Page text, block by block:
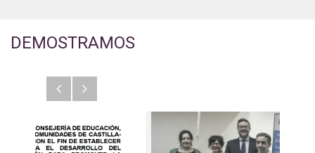
DEMOSTRAMOS
AnteriorSiguiente